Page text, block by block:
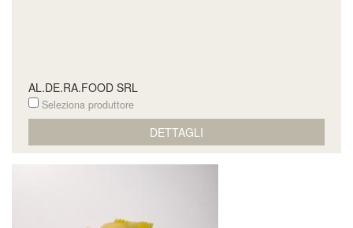
AL.DE.RA.FOOD SRL
Seleziona produttore
DETTAGLI